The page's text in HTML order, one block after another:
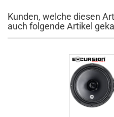
Kunden, welche diesen
auch folgende Artikel